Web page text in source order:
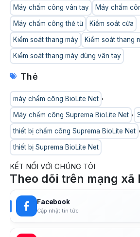
Máy chấm công vân tay Máy chấm
Máy chấm công thẻ từ Kiểm soát cửa
Kiểm soát thang máy Kiểm soát thang
Kiểm soát thang máy dùng vân tay
Thẻ
máy chấm công BioLite Net
Máy chấm công Suprema BioLite Net
thiết bị chấm công Suprema BioLite Net
thiết bị Suprema BioLite Net
KẾT NỐI VỚI CHÚNG TÔI
Theo dõi trên mạng xã
Facebook
Cập nhật tin tức